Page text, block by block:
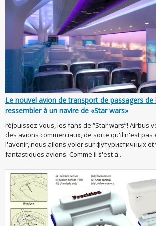
Le nouvel avion de transport de passagers de
ressembler à un navire de «Star wars»
réjouissez-vous, les fans de “Star wars”! Airbus
des avions commerciaux, de sorte qu'il n'est pas
l'avenir, nous allons voler sur футуристичных
fantastiques avions. Comme il s'est a...